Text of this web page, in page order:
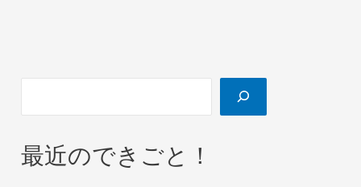
最近のできごと！